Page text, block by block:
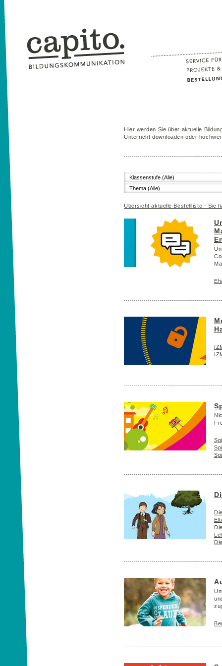
Hier werden Sie über aktuelle
Unterricht downloaden oder
Klassenstufe (Alle)
Thema (Alle)
Übersicht aktuelle Bestellliste - Sie